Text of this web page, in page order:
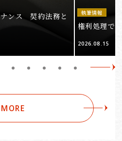
ナンス 契約法務と
執筆情報
権利処理で
2026.08.15
MORE